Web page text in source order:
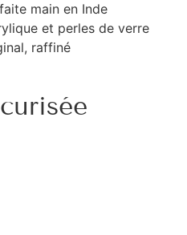
main en Inde
et perles de verre
raffiné